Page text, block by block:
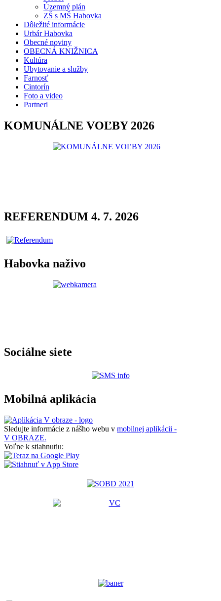
Územný plán
ZŠ s MŠ Habovka
Dôležité informácie
Urbár Habovka
Obecné noviny
OBECNÁ KNIŽNICA
Kultúra
Ubytovanie a služby
Farnosť
Cintorín
Foto a video
Partneri
KOMUNÁLNE VOĽBY 2026
REFERENDUM 4. 7. 2026
Habovka naživo
Sociálne siete
Mobilná aplikácia
Sledujte informácie z nášho webu v mobilnej aplikácii -
V OBRAZE.
Voľne k stiahnutiu: